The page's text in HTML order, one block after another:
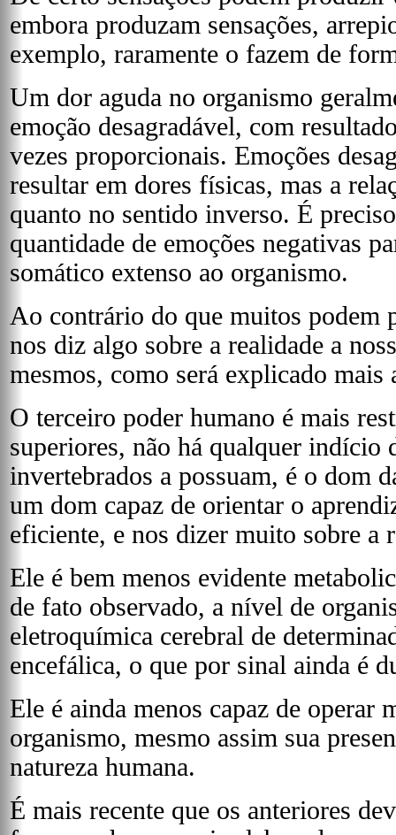
embora produzam sensações,
exemplo, raramente o fazem de
Um dor aguda no organismo
emoção desagradável, com
vezes proporcionais. Emoções
resultar em dores físicas, mas a
quanto no sentido inverso. É
quantidade de emoções negativas
somático extenso ao organismo.
Ao contrário do que muitos podem
nos diz algo sobre a realidade a
mesmos, como será explicado mais
O terceiro poder humano é mais
superiores, não há qualquer indício
invertebrados a possuam, é o dom
um dom capaz de orientar o
eficiente, e nos dizer muito sobre a
Ele é bem menos evidente
de fato observado, a nível de
eletroquímica cerebral de
encefálica, o que por sinal ainda é
Ele é ainda menos capaz de operar
organismo, mesmo assim sua
natureza humana.
É mais recente que os anteriores